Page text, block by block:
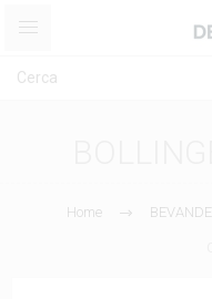
Home BEVANDE